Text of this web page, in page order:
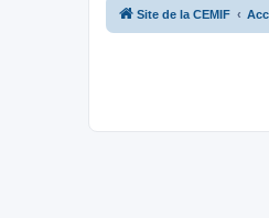
Site de la CEMIF